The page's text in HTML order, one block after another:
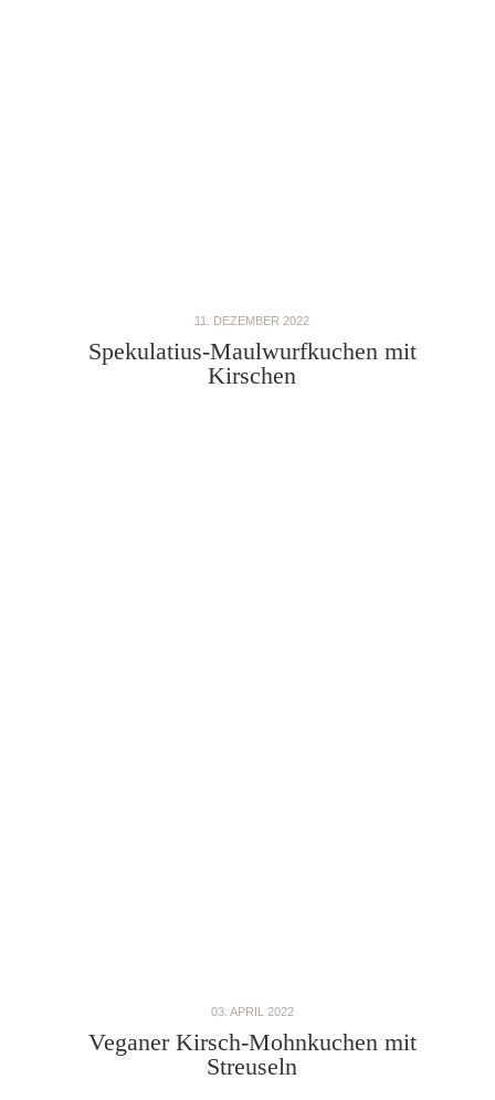
11. DEZEMBER 2022
Spekulatius-Maulwurfkuchen mit
Kirschen
03. APRIL 2022
Veganer Kirsch-Mohnkuchen mit
Streuseln